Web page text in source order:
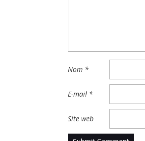
Nom *
E-mail *
Site web